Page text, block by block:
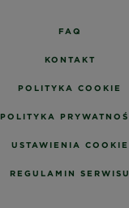
FAQ
KONTAKT
POLITYKA COOKIE
POLITYKA
USTAWIENIA COOKIE
REGULAMIN SERWISU